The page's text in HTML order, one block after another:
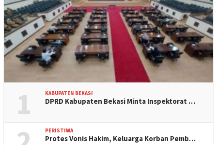
1 KABUPATEN BEKASI
DPRD Kabupaten Bekasi Minta Inspektorat …
PERISTIWA
Protes Vonis Hakim, Keluarga Korban Pemb…